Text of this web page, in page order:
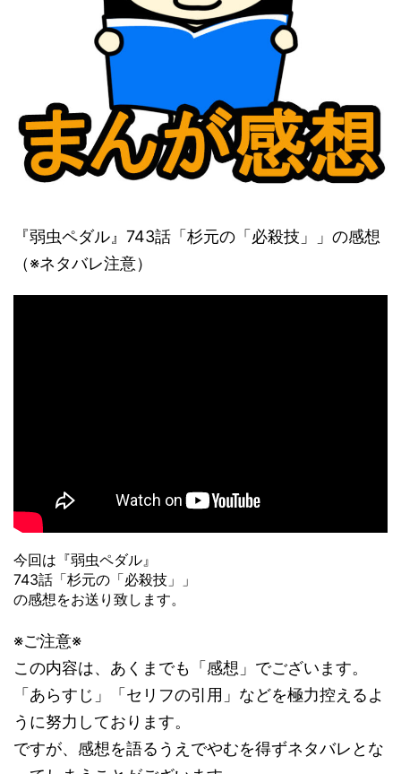
『弱虫ペダル』743話「杉元の「必殺技」」の感想
（※ネタバレ注意）
今回は『弱虫ペダル』
743話「杉元の「必殺技」」
の感想をお送り致します。
※ご注意※
この内容は、あくまでも「感想」でございます。
「あらすじ」「セリフの引用」などを極力控えるよ
うに努力しております。
ですが、感想を語るうえでやむを得ずネタバレとな